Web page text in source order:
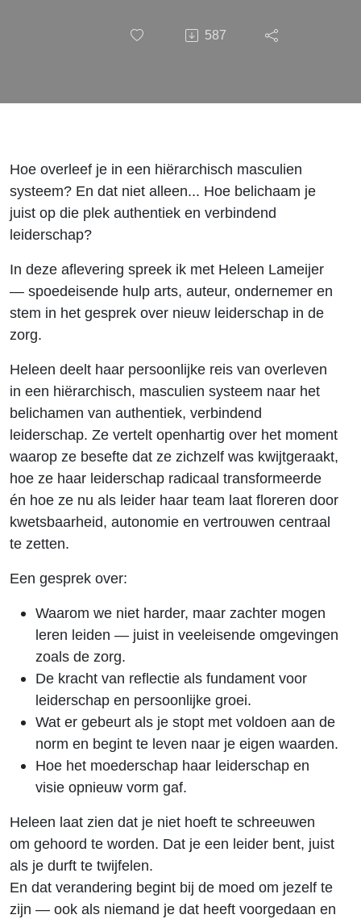
| Dr. Heleen
587
Hoe overleef je in een hiërarchisch masculien
systeem? En dat niet alleen... Hoe belichaam je
juist op die plek authentiek en verbindend
leiderschap?
In deze aflevering spreek ik met Heleen Lameijer
— spoedeisende hulp arts, auteur, ondernemer en
stem in het gesprek over nieuw leiderschap in de
zorg.
Heleen deelt haar persoonlijke reis van overleven
in een hiërarchisch, masculien systeem naar het
belichamen van authentiek, verbindend
leiderschap. Ze vertelt openhartig over het moment
waarop ze besefte dat ze zichzelf was kwijtgeraakt,
hoe ze haar leiderschap radicaal transformeerde
én hoe ze nu als leider haar team laat floreren door
kwetsbaarheid, autonomie en vertrouwen centraal
te zetten.
Een gesprek over:
Waarom we niet harder, maar zachter mogen
leren leiden — juist in veeleisende omgevingen
zoals de zorg.
De kracht van reflectie als fundament voor
leiderschap en persoonlijke groei.
Wat er gebeurt als je stopt met voldoen aan de
norm en begint te leven naar je eigen waarden.
Hoe het moederschap haar leiderschap en
visie opnieuw vorm gaf.
Heleen laat zien dat je niet hoeft te schreeuwen
om gehoord te worden. Dat je een leider bent, juist
als je durft te twijfelen.
En dat verandering begint bij de moed om jezelf te
zijn — ook als niemand je dat heeft voorgedaan en